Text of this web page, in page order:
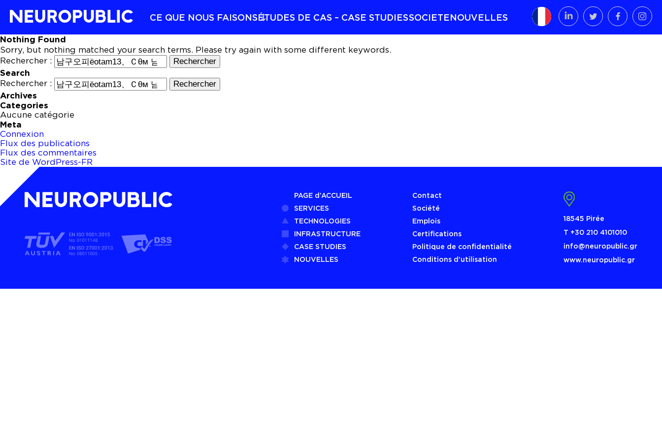
CE QUE NOUS FAISONSÉTUDES DE CAS – CASE STUDIESSOCIETENOUVELLES
Nothing Found
Sorry, but nothing matched your search terms. Please try again with some different keywords.
Rechercher :
Search
Rechercher :
Archives
Categories
Aucune catégorie
Meta
Connexion
Flux des publications
Flux des commentaires
Site de WordPress-FR
PAGE d’ACCUEIL
SERVICES
TECHNOLOGIES
INFRASTRUCTURE
CASE STUDIES
NOUVELLES
Contact
Société
Emplois
Certifications
Politique de confidentialité
Conditions d’utilisation
18545 Pirée
Τ +30 210 4101010
info@neuropublic.gr
www.neuropublic.gr